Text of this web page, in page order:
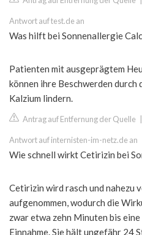
Antwort auf test.de an
Was hilft bei Sonnenallergie
Patienten mit ausgeprägtem
können ihre Beschwerden
Kalzium lindern.
Antrag auf Entfernung der Quelle
Antwort auf internisten-im-netz.de an
Wie schnell wirkt Cetirizin bei
Cetirizin wird rasch und nahezu
aufgenommen, wodurch die
zwar etwa zehn Minuten bis
Einnahme. Sie hält ungefähr 24